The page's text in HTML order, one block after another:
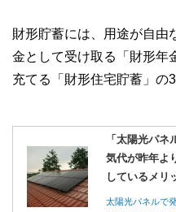
財形貯蓄には、用途が自由
金として受け取る「財形年
充てる「財形住宅貯蓄」の
「太陽光パネ
気代が昨年よ
しているメリ
太陽光パネルで